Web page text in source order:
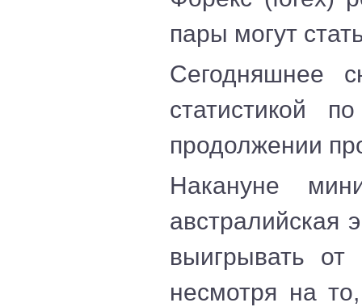
пары могут
Сегодняшнее
статистикой
продолжении
Накануне
австралийская
выигрывать
несмотря на